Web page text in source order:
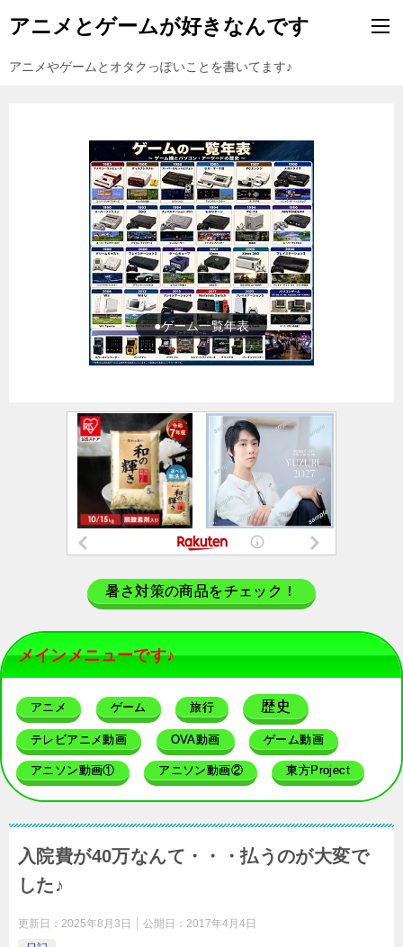
アニメとゲームが好きなんです
アニメやゲームとオタクっぽいことを書いてます♪
●ゲーム一覧年表
暑さ対策の商品をチェック！
メインメニューです♪
アニメ ゲーム 旅行 歴史
テレビアニメ動画 OVA動画 ゲーム動画
アニソン動画① アニソン動画② 東方Project
入院費が40万なんて・・・払うのが大変で
した♪
更新日： 2025年8月3日 公開日： 2017年4月4日